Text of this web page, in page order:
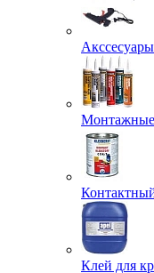
Монтажные
Клей для